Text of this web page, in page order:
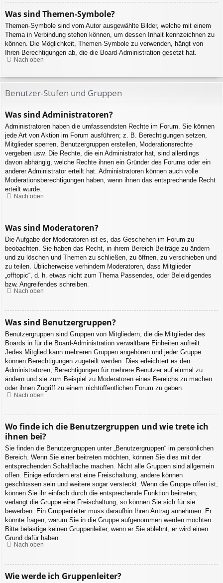
Was sind Themen-Symbole?
Themen-Symbole sind vom Autor ausgewählte Bilder, welche mit einem
Thema in Verbindung stehen können, um dessen Inhalt kennzeichnen zu
können. Die Möglichkeit, Themen-Symbole zu verwenden, hängt von
Ihren Berechtigungen ab, die die Board-Administration gesetzt hat.
Nach oben
Benutzer-Stufen und Gruppen
Was sind Administratoren?
Administratoren haben die umfassendsten Rechte im Forum. Sie können
jede Art von Aktion im Forum ausführen; z. B. Berechtigungen setzen,
Mitglieder sperren, Benutzergruppen erstellen, Moderationsrechte
vergeben usw. Die Rechte, die ein Administrator hat, sind allerdings
davon abhängig, welche Rechte ihnen ein Gründer des Forums oder ein
anderer Administrator erteilt hat. Administratoren können auch volle
Moderationsberechtigungen haben, wenn ihnen das entsprechende Recht
erteilt wurde.
Nach oben
Was sind Moderatoren?
Die Aufgabe der Moderatoren ist es, das Geschehen im Forum zu
beobachten. Sie haben das Recht, in ihrem Bereich Beiträge zu ändern
und zu löschen und Themen zu schließen, zu öffnen, zu verschieben und
zu teilen. Üblicherweise verhindern Moderatoren, dass Mitglieder
„offtopic“, d. h. etwas nicht zum Thema Passendes, oder Beleidigendes
bzw. Angreifendes schreiben.
Nach oben
Was sind Benutzergruppen?
Benutzergruppen sind Gruppen von Mitgliedern, die die Mitglieder des
Boards in für die Board-Administration verwaltbare Einheiten aufteilt.
Jedes Mitglied kann mehreren Gruppen angehören und jeder Gruppe
können Berechtigungen zugeteilt werden. Dies erleichtert es den
Administratoren, Berechtigungen für mehrere Benutzer auf einmal zu
ändern und sie zum Beispiel zu Moderatoren eines Bereichs zu machen
oder ihnen Zugriff zu einem nichtöffentlichen Forum zu geben.
Nach oben
Wo finde ich die Benutzergruppen und wie trete ich
ihnen bei?
Sie finden die Benutzergruppen unter „Benutzergruppen“ im persönlichen
Bereich. Wenn Sie einer beitreten möchten, können Sie dies mit der
entsprechenden Schaltfläche machen. Nicht alle Gruppen sind allgemein
offen. Einige erfordern erst eine Freischaltung, andere können
geschlossen sein und weitere sogar versteckt. Wenn die Gruppe offen ist,
können Sie ihr einfach durch die entsprechende Funktion beitreten;
verlangt die Gruppe eine Freischaltung, so können Sie sich für sie
bewerben. Ein Gruppenleiter muss daraufhin Ihren Antrag annehmen. Er
könnte fragen, warum Sie in die Gruppe aufgenommen werden möchten.
Bitte belästige keinen Gruppenleiter, wenn er Sie ablehnt, er wird einen
Grund dafür haben.
Nach oben
Wie werde ich Gruppenleiter?